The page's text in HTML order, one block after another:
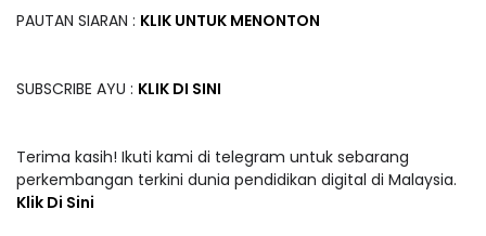
PAUTAN SIARAN : KLIK UNTUK MENONTON
SUBSCRIBE AYU : KLIK DI SINI
Terima kasih! Ikuti kami di telegram untuk sebarang
perkembangan terkini dunia pendidikan digital di Malaysia.
Klik Di Sini